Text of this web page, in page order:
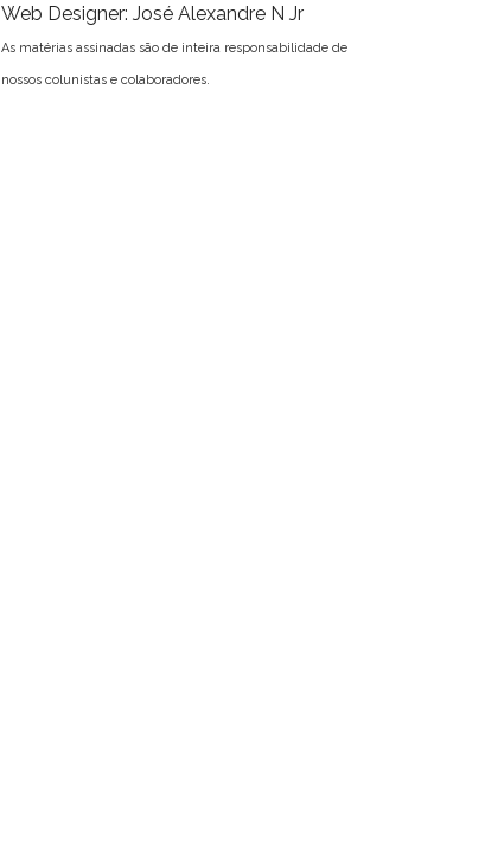
Web Designer: José Alexandre N Jr
As matérias assinadas são de inteira responsabilidade de
nossos colunistas e colaboradores.